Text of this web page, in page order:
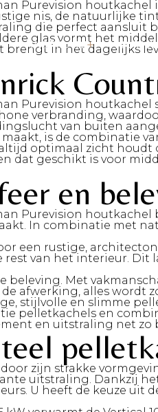
INSPIRATE
Purevision
nis, de natuurlijke
die perfect aansluit
glas vormt het
brengt in het dagelijks
Purevision
verbranding,
van buiten
is de combinatie
optimaal zicht
dat geschikt is voor
en
Purevision
In combinatie met
een rustige,
van het interieur. Dit
beleving. Met
afwerking, alles wordt
stijlvolle en slimme
pelletkachels en
en uitstraling net
zijn strakke
uitstraling. Dankzij
U heeft de keuze uit